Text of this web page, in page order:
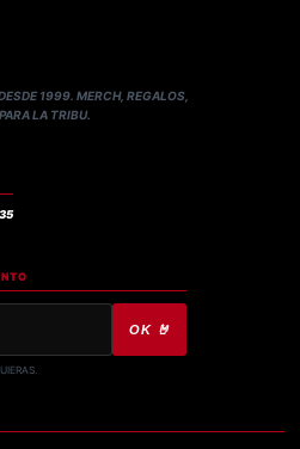
1999. MERCH, REGALOS,
LA TRIBU.
OK 🤘